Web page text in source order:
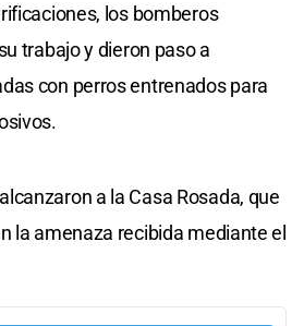
los bomberos
trabajo y dieron paso a
con perros entrenados para
a la Casa Rosada, que
la amenaza recibida mediante el